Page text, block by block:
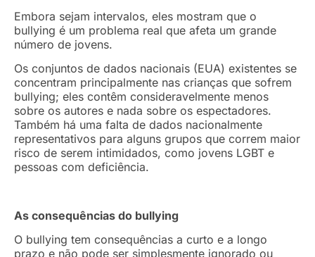
Embora sejam intervalos, eles mostram que o
bullying é um problema real que afeta um grande
número de jovens.
Os conjuntos de dados nacionais (EUA) existentes se
concentram principalmente nas crianças que sofrem
bullying; eles contêm consideravelmente menos
sobre os autores e nada sobre os espectadores.
Também há uma falta de dados nacionalmente
representativos para alguns grupos que correm maior
risco de serem intimidados, como jovens LGBT e
pessoas com deficiência.
As consequências do bullying
O bullying tem consequências a curto e a longo
prazo e não pode ser simplesmente ignorado ou